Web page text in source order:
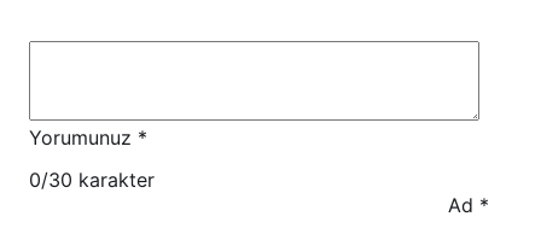
Yorumunuz *
0/30 karakter
Ad *